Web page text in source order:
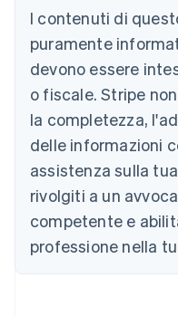
I contenuti di
puramente
devono essere
o fiscale. Stripe
la completezza,
delle informazioni
assistenza sulla
rivolgiti a un
competente e
professione nella
Belgio
Nederlands Français
Brasile
Português English
Bulgaria
English
Canada
EnglishFrançais
Cina continentale
简体中文
Cipro
English
Croazia
Danimarca